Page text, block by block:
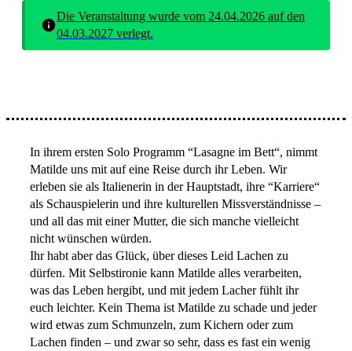
Die Veranstaltung wurde vom 24.04.2026 auf den
04.03.2027 verlegt.
In ihrem ersten Solo Programm “Lasagne im Bett“, nimmt
Matilde uns mit auf eine Reise durch ihr Leben. Wir
erleben sie als Italienerin in der Hauptstadt, ihre “Karriere“
als Schauspielerin und ihre kulturellen Missverständnisse –
und all das mit einer Mutter, die sich manche vielleicht
nicht wünschen würden.
Ihr habt aber das Glück, über dieses Leid Lachen zu
dürfen. Mit Selbstironie kann Matilde alles verarbeiten,
was das Leben hergibt, und mit jedem Lacher fühlt ihr
euch leichter. Kein Thema ist Matilde zu schade und jeder
wird etwas zum Schmunzeln, zum Kichern oder zum
Lachen finden – und zwar so sehr, dass es fast ein wenig